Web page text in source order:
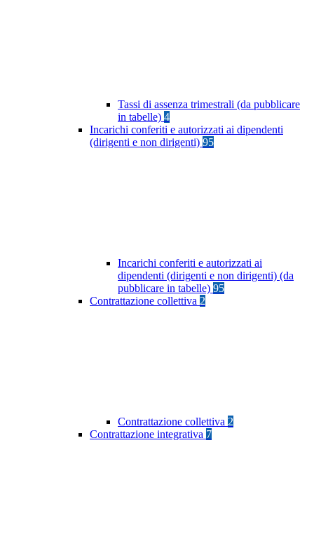
Tassi di assenza trimestrali (da pubblicare
in tabelle) 4
Incarichi conferiti e autorizzati ai dipendenti
(dirigenti e non dirigenti) 95
Incarichi conferiti e autorizzati ai
dipendenti (dirigenti e non dirigenti) (da
pubblicare in tabelle) 95
Contrattazione collettiva 2
Contrattazione collettiva 2
Contrattazione integrativa 7